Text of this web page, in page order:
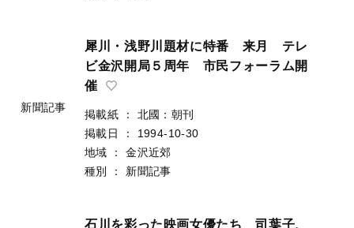
新聞記事
犀川・浅野川題材に特番 来月 テレ
ビ金沢開局５周年 市民フォーラム開
催
掲載紙 ：
北國：朝刊
掲載日
：
1994-10-30
地域
：
金沢近郊
種別
： 新聞記事
石川を彩った映画女優たち 司葉子、